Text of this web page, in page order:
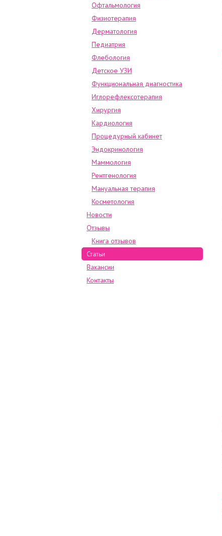
Офтальмология
Физиотерапия
Дерматология
Педиатрия
Флебология
Детское УЗИ
Функциональная диагностика
Иглорефлексотерапия
Хирургия
Кардиология
Процедурный кабинет
Эндокринология
Маммология
Рентгенология
Мануальная терапия
Косметология
Новости
Отзывы
Книга отзывов
Статьи
Вакансии
Контакты